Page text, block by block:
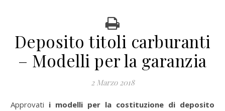
Deposito titoli carburanti
– Modelli per la garanzia
2 Marzo 2018
Approvati i modelli per la costituzione di deposito